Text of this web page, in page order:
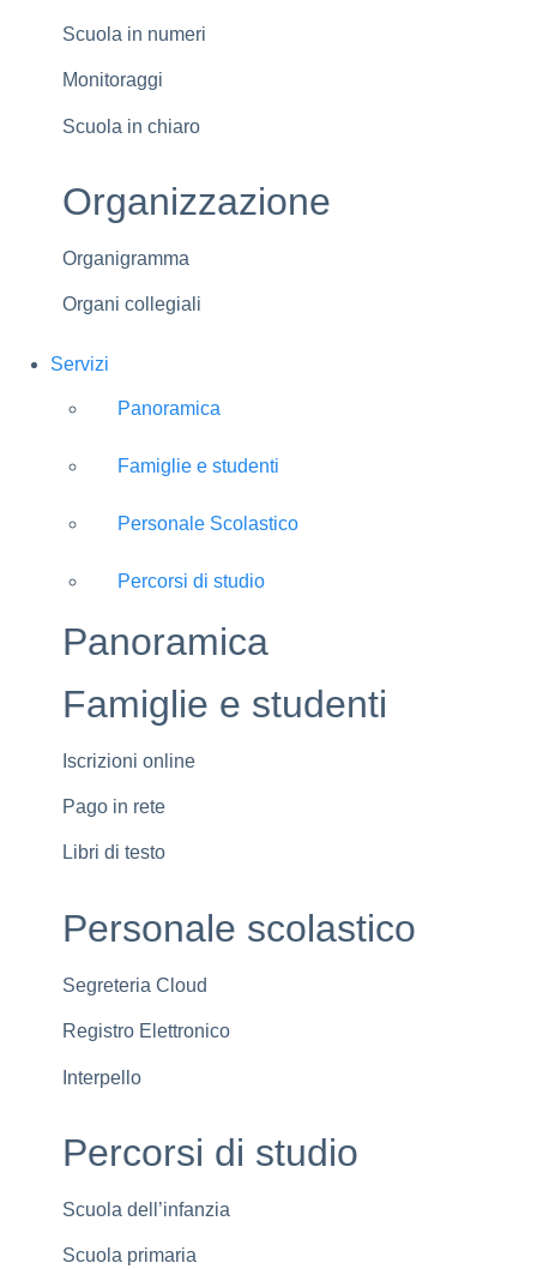
Scuola in numeri
Monitoraggi
Scuola in chiaro
Organizzazione
Organigramma
Organi collegiali
Servizi
Panoramica
Famiglie e studenti
Personale Scolastico
Percorsi di studio
Panoramica
Famiglie e studenti
Iscrizioni online
Pago in rete
Libri di testo
Personale scolastico
Segreteria Cloud
Registro Elettronico
Interpello
Percorsi di studio
Scuola dell’infanzia
Scuola primaria